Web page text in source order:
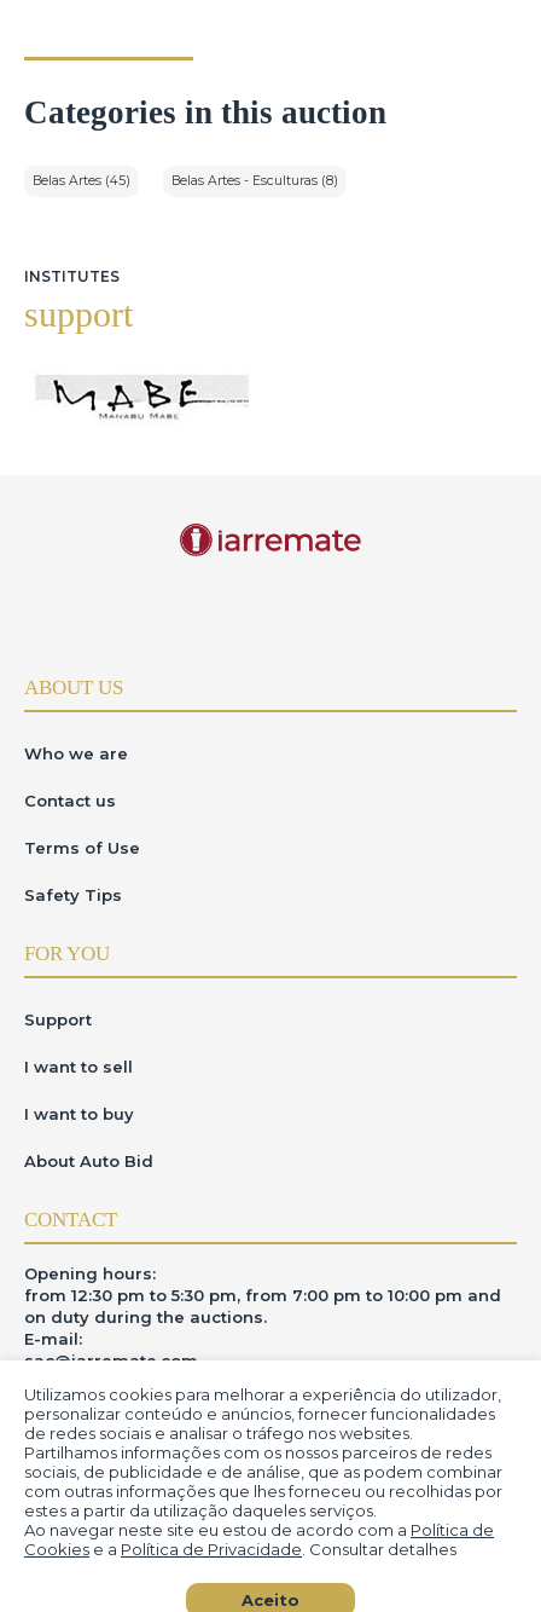
Utilizamos cookies para melhorar a experiência do utilizador,
personalizar conteúdo e anúncios, fornecer funcionalidades
de redes sociais e analisar o tráfego nos websites.
Partilhamos informações com os nossos parceiros de redes
sociais, de publicidade e de análise, que as podem combinar
com outras informações que lhes forneceu ou recolhidas por
estes a partir da utilização daqueles serviços.
Ao navegar neste site eu estou de acordo com a Política de
Cookies e a Política de Privacidade . Consultar detalhes
Aceito
Categories in this auction
Belas Artes (45) Belas Artes - Esculturas (8)
INSTITUTES
support
ABOUT US
Who we are
Contact us
Terms of Use
Safety Tips
FOR YOU
Support
I want to sell
I want to buy
About Auto Bid
CONTACT
Opening hours:
from 12:30 pm to 5:30 pm, from 7:00 pm to 10:00 pm and
on duty during the auctions.
E-mail:
sac@iarremate.com
WHERE ARE WE
R. Heitor Modesto, 28 - Estação São Lourenço - MG
CEP: 37470-000
© iArremate - Portal de Arte (2013-2026)